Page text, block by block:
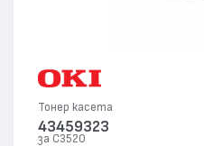
Тонер касета
43459323
за C3520